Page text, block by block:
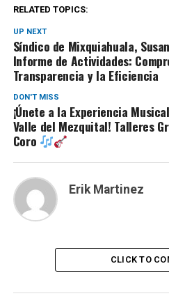
RELATED TOPICS:
UP NEXT
Síndico de Mixquiahuala,
Informe de Actividades:
Transparencia y la Eficiencia
DON'T MISS
¡Únete a la Experiencia
Valle del Mezquital! Talleres
Coro
Erik Martinez
CLICK TO